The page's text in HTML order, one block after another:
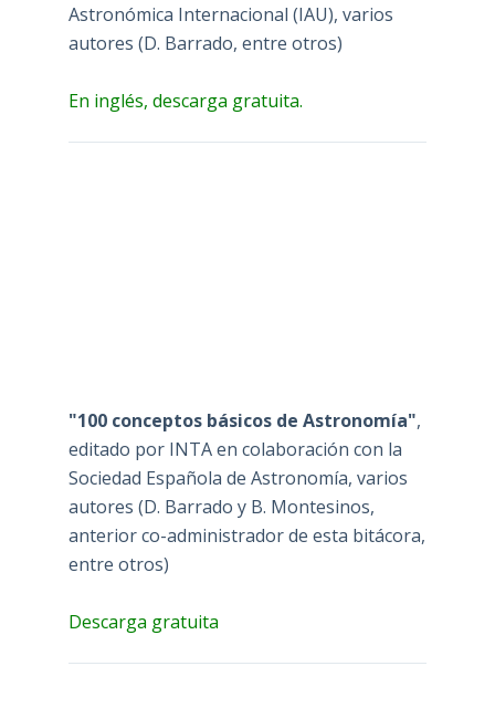
Astronómica Internacional (IAU), varios
autores (D. Barrado, entre otros)
En inglés, descarga gratuita.
"100 conceptos básicos de Astronomía",
editado por INTA en colaboración con la
Sociedad Española de Astronomía, varios
autores (D. Barrado y B. Montesinos,
anterior co-administrador de esta bitácora,
entre otros)
Descarga gratuita